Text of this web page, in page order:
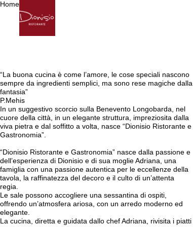
Home
“La buona cucina è come l’amore, le cose speciali nascono
sempre da ingredienti semplici, ma sono rese magiche dalla
fantasia”
P.Mehis
In un suggestivo scorcio sulla Benevento Longobarda, nel
cuore della città, in un elegante struttura, impreziosita dalla
viva pietra e dal soffitto a volta, nasce “Dionisio Ristorante e
Gastronomia”.
“Dionisio Ristorante e Gastronomia” nasce dalla passione e
dell’esperienza di Dionisio e di sua moglie Adriana, una
famiglia con una passione autentica per le eccellenze della
tavola, la raffinatezza del decoro e il culto di un’attenta
regia.
Le sale possono accogliere una sessantina di ospiti,
offrendo un’atmosfera ariosa, con un arredo moderno ed
elegante.
La cucina, diretta e guidata dallo chef Adriana, rivisita i piatti